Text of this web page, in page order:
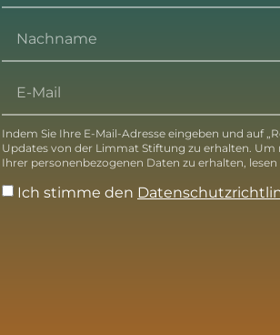
Indem Sie Ihre E-Mail-Adresse eingeben und auf
Updates von der Limmat Stiftung zu erhalten.
Ihrer personenbezogenen Daten zu erhalten,
Ich stimme den